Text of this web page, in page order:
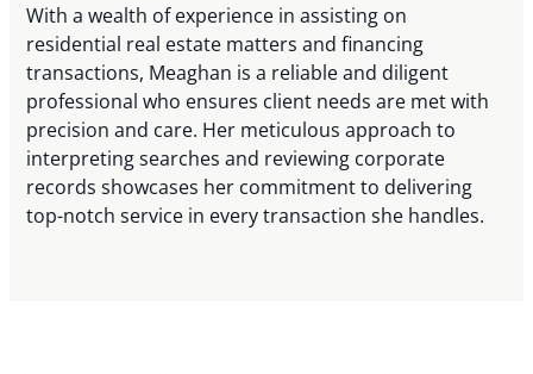
With a wealth of experience in assisting on
residential real estate matters and financing
transactions, Meaghan is a reliable and diligent
professional who ensures client needs are met with
precision and care. Her meticulous approach to
interpreting searches and reviewing corporate
records showcases her commitment to delivering
top-notch service in every transaction she handles.